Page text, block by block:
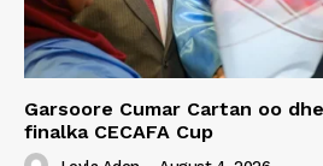
Garsoore Cumar Cartan oo
finalka CECAFA Cup